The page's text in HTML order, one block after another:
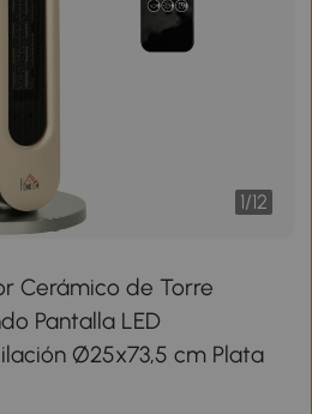
1/12
Cerámico de Torre
Pantalla LED
Ø25x73,5 cm Plata